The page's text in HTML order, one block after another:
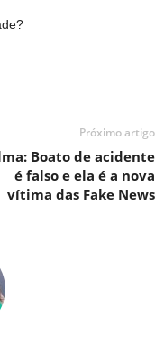
Próximo artigo
Boato de acidente
é falso e ela é a nova
vítima das Fake News